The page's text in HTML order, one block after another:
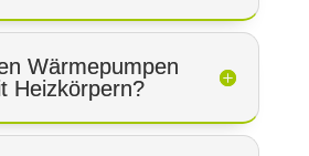
Wärmepumpen
Heizkörpern?